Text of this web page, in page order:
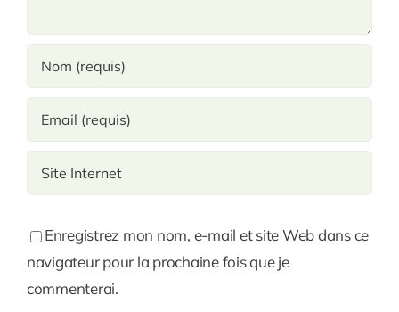
Enregistrez mon nom, e-mail et site Web dans ce
navigateur pour la prochaine fois que je
commenterai.